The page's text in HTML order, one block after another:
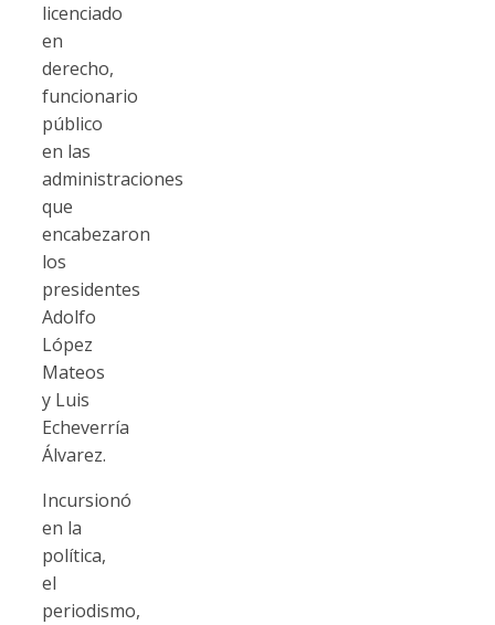
licenciado
en
derecho,
funcionario
público
en las
administraciones
que
encabezaron
los
presidentes
Adolfo
López
Mateos
y Luis
Echeverría
Álvarez.
Incursionó
en la
política,
el
periodismo,